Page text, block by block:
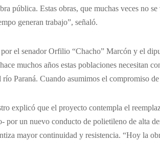
pública. Estas obras, que muchas veces no
generan trabajo”, señaló.
el senador Orfilio “Chacho” Marcón y el
muchos años estas poblaciones necesitan
Paraná. Cuando asumimos el compromiso
explicó que el proyecto contempla el
por un nuevo conducto de polietileno de alta
mayor continuidad y resistencia. “Hoy la